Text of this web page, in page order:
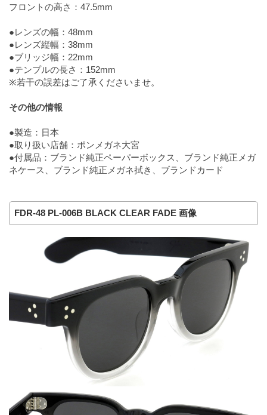
フロントの高さ：47.5mm
●レンズの幅：48mm
●レンズ縦幅：38mm
●ブリッジ幅：22mm
●テンプルの長さ：152mm
※若干の誤差はご了承くださいませ。
その他の情報
●製造：日本
●取り扱い店舗：ポンメガネ大宮
●付属品：ブランド純正ペーパーボックス、ブランド純正メガ
ネケース、ブランド純正メガネ拭き、ブランドカード
FDR-48 PL-006B BLACK CLEAR FADE 画像